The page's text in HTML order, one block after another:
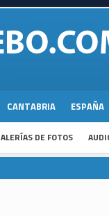
CANTABRIA ESPAÑA
DE FOTOS